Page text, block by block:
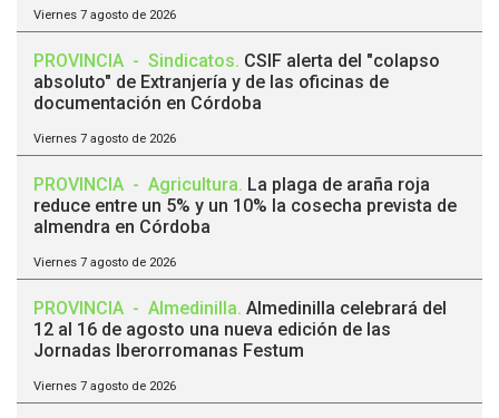
Viernes 7 agosto de 2026
PROVINCIA - Sindicatos. CSIF alerta del "colapso
absoluto" de Extranjería y de las oficinas de
documentación en Córdoba
Viernes 7 agosto de 2026
PROVINCIA - Agricultura. La plaga de araña roja
reduce entre un 5% y un 10% la cosecha prevista de
almendra en Córdoba
Viernes 7 agosto de 2026
PROVINCIA - Almedinilla. Almedinilla celebrará del
12 al 16 de agosto una nueva edición de las
Jornadas Iberorromanas Festum
Viernes 7 agosto de 2026